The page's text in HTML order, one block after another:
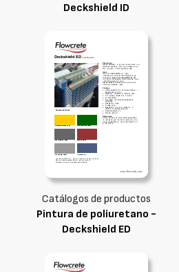
Deckshield ID
Catálogos de productos
Pintura de poliuretano -
Deckshield ED